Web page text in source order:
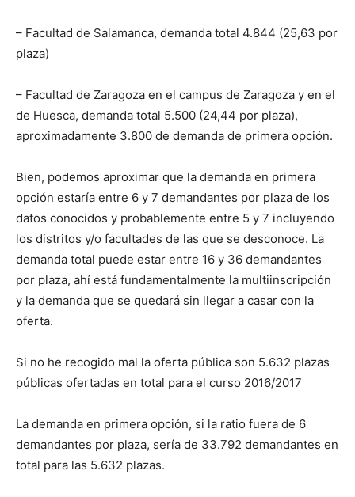
– Facultad de Salamanca, demanda total 4.844 (25,63 por
plaza)
– Facultad de Zaragoza en el campus de Zaragoza y en el
de Huesca, demanda total 5.500 (24,44 por plaza),
aproximadamente 3.800 de demanda de primera opción.
Bien, podemos aproximar que la demanda en primera
opción estaría entre 6 y 7 demandantes por plaza de los
datos conocidos y probablemente entre 5 y 7 incluyendo
los distritos y/o facultades de las que se desconoce. La
demanda total puede estar entre 16 y 36 demandantes
por plaza, ahí está fundamentalmente la multiinscripción
y la demanda que se quedará sin llegar a casar con la
oferta.
Si no he recogido mal la oferta pública son 5.632 plazas
públicas ofertadas en total para el curso 2016/2017
La demanda en primera opción, si la ratio fuera de 6
demandantes por plaza, sería de 33.792 demandantes en
total para las 5.632 plazas.